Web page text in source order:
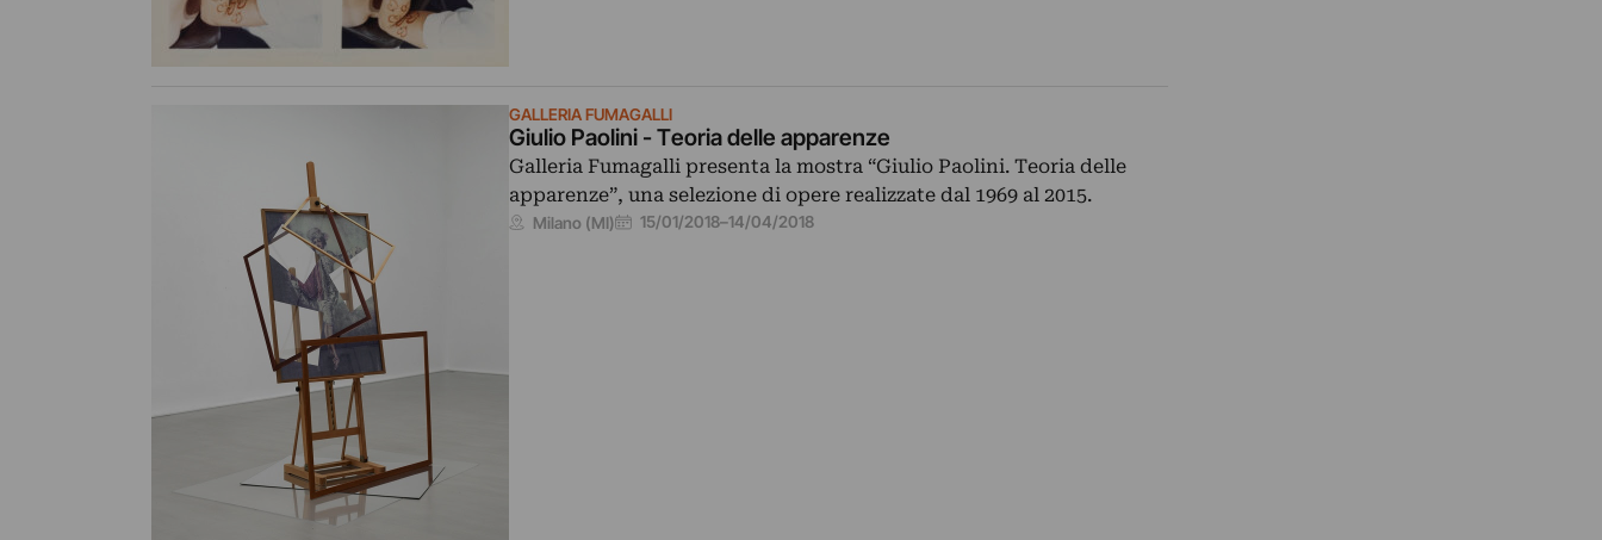
GALLERIA FUMAGALLI
Giulio Paolini - Teoria delle apparenze
Galleria Fumagalli presenta la mostra “Giulio Paolini. Teoria delle
apparenze”, una selezione di opere realizzate dal 1969 al 2015.
Milano (MI) 15/01/2018–14/04/2018